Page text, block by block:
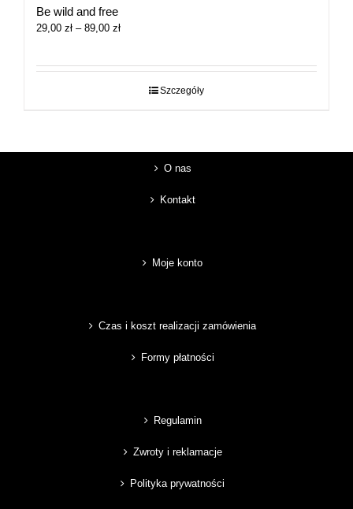
Be wild and free
29,00 zł – 89,00 złZakres
29,00 zł
Szczegóły
O nas
Kontakt
Moje konto
Czas i koszt realizacji zamówienia
Formy płatności
Regulamin
Zwroty i reklamacje
Polityka prywatności